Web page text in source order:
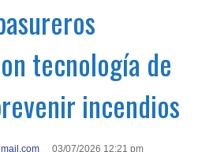
tecnología de
incendios
03/07/2026 12:21 pm